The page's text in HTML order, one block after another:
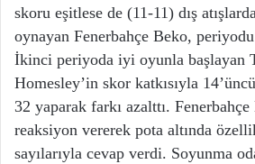
skoru eşitlese de (11-11) dış
oynayan Fenerbahçe Beko,
İkinci periyoda iyi oyunla başlayan
Homesley’in skor katkısıyla
32 yaparak farkı azalttı.
reaksiyon vererek pota altında
sayılarıyla cevap verdi. Soyunma